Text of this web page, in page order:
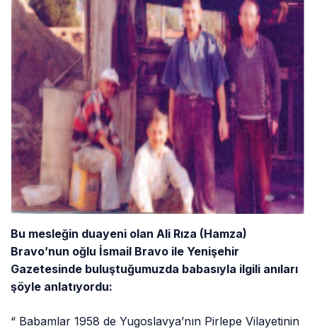
Bu mesleğin duayeni olan Ali Rıza (Hamza)
Bravo’nun oğlu İsmail Bravo ile Yenişehir
Gazetesinde buluştuğumuzda babasıyla ilgili anıları
şöyle anlatıyordu:
“ Babamlar 1958 de Yugoslavya’nın Pirlepe Vilayetinin